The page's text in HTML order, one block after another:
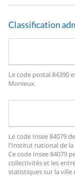
Classification
Le code postal 84390
Monieux.
Le code Insee 84079
l'Institut national de la
Ce code Insee 84079
collectivités et les
statistiques sur la ville